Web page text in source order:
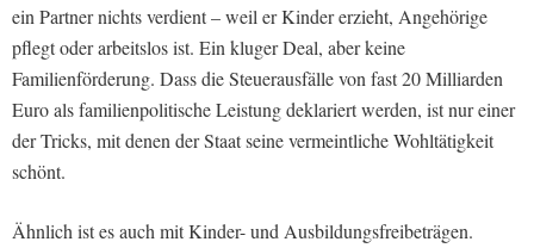
ein Partner nichts verdient – weil er Kinder erzieht, Angehörige
pflegt oder arbeitslos ist. Ein kluger Deal, aber keine
Familienförderung. Dass die Steuerausfälle von fast 20 Milliarden
Euro als familienpolitische Leistung deklariert werden, ist nur einer
der Tricks, mit denen der Staat seine vermeintliche Wohltätigkeit
schönt.
Ähnlich ist es auch mit Kinder- und Ausbildungsfreibeträgen.